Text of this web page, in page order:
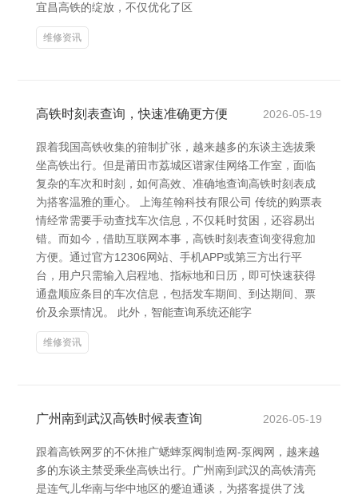
宜昌高铁的绽放，不仅优化了区
维修资讯
高铁时刻表查询，快速准确更方便 2026-05-19
跟着我国高铁收集的箝制扩张，越来越多的东谈主选拔乘
坐高铁出行。但是莆田市荔城区谱家佳网络工作室，面临
复杂的车次和时刻，如何高效、准确地查询高铁时刻表成
为搭客温雅的重心。 上海笙翰科技有限公司 传统的购票表
情经常需要手动查找车次信息，不仅耗时贫困，还容易出
错。而如今，借助互联网本事，高铁时刻表查询变得愈加
方便。通过官方12306网站、手机APP或第三方出行平
台，用户只需输入启程地、指标地和日历，即可快速获得
通盘顺应条目的车次信息，包括发车期间、到达期间、票
价及余票情况。 此外，智能查询系统还能字
维修资讯
广州南到武汉高铁时候表查询 2026-05-19
跟着高铁网罗的不休推广蟋蟀泵阀制造网-泵阀网，越来越
多的东谈主禁受乘坐高铁出行。广州南到武汉的高铁清亮
是连气儿华南与华中地区的蹙迫通谈，为搭客提供了浅